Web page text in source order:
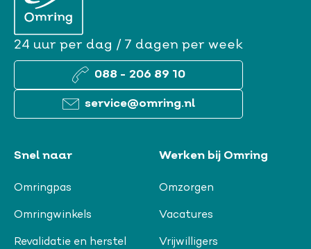
24 uur per dag / 7 dagen per week
088 - 206 89 10
service@omring.nl
Snel naar
Omringpas
Omringwinkels
Revalidatie en herstel
Werken bij Omring
Omzorgen
Vacatures
Vrijwilligers